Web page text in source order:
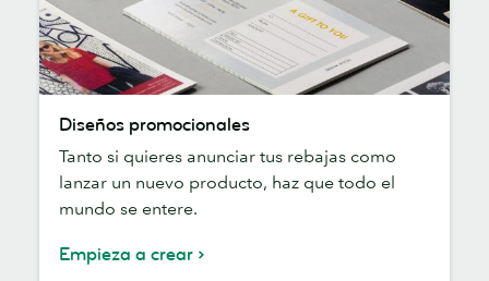
promocionales
Diseños promocionales
Tanto si quieres anunciar tus rebajas como
lanzar un nuevo producto, haz que todo el
mundo se entere.
Empieza a crear